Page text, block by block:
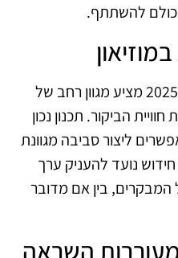
כולם להשתתף.
המוזיאון האינטראקטיבי לשנת 2025 מציע מגוון רחב של
הביקור. תכנון נכון
ליצור סביבה מגוונת
נועד להעניק ערך
בין אם מדובר
השראה